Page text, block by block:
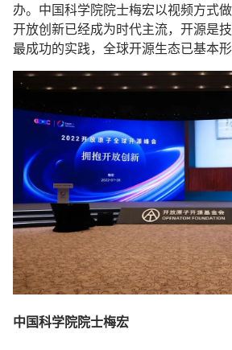
办。中国科学院院士梅宏以视频方式
开放创新已经成为时代主流，开源是
最成功的实践，全球开源生态已基本形
中国科学院院士梅宏